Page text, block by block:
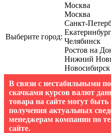
Выберите город:
Москва
Москва
Санкт-
Екатеринбург
Челябинск
Ростов на
Нижний
Новосибирск
В связи с нестабильными
скачками курсов валют
товара на сайте могут
получения актуальных
менеджерам компании по
сайте.